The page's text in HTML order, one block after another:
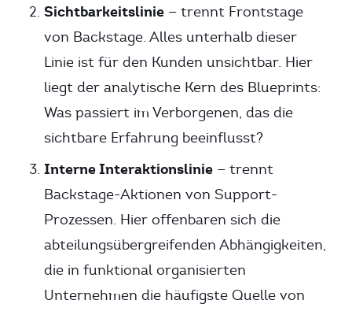
Sichtbarkeitslinie — trennt Frontstage
von Backstage. Alles unterhalb dieser
Linie ist für den Kunden unsichtbar. Hier
liegt der analytische Kern des Blueprints:
Was passiert im Verborgenen, das die
sichtbare Erfahrung beeinflusst?
Interne Interaktionslinie — trennt
Backstage-Aktionen von Support-
Prozessen. Hier offenbaren sich die
abteilungsübergreifenden Abhängigkeiten,
die in funktional organisierten
Unternehmen die häufigste Quelle von